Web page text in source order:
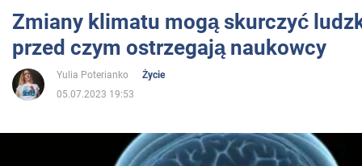
Sport
Rozrywka
Zmiany klimatu mogą skurczyć
przed czym ostrzegają naukowcy
Yulia Poterianko
Życie
05.07.2023 19:53